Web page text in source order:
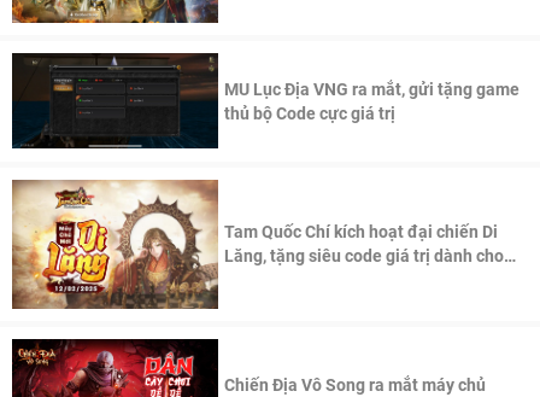
MU Lục Địa VNG ra mắt, gửi tặng game
thủ bộ Code cực giá trị
Tam Quốc Chí kích hoạt đại chiến Di
Lăng, tặng siêu code giá trị dành cho
Chiến Địa Vô Song ra mắt máy chủ